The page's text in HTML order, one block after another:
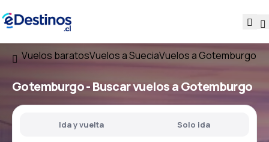
Vuelos baratosVuelos a SueciaVuelos a Gotemburgo
Gotemburgo - Buscar vuelos a Gotemburgo
Ida y vuelta Solo ida